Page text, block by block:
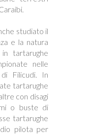
studiato il
e la natura
tartarughe
nelle
di Filicudi. In
tartarughe
con disagi
o buste di
tartarughe
pilota per